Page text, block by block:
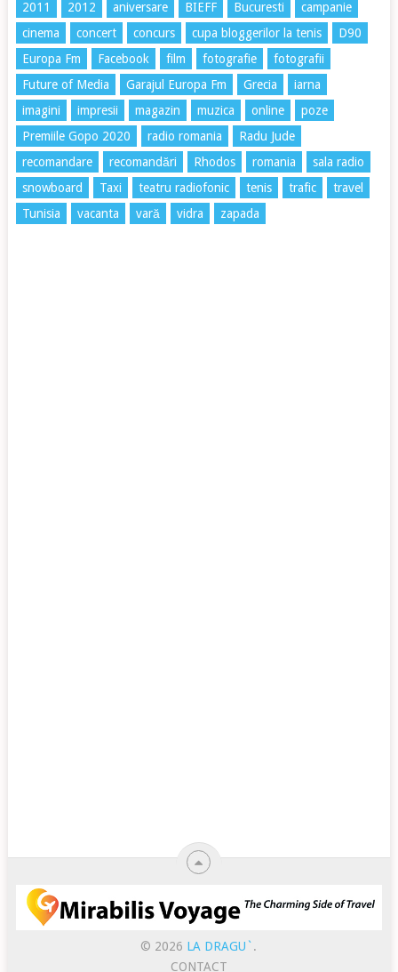
2011 2012 aniversare BIEFF Bucuresti
campanie
cinema
concert concurs cupa bloggerilor la tenis
D90
Europa Fm
Facebook film fotografie
fotografii
Future of Media
Garajul Europa Fm Grecia
iarna
imagini
impresii magazin muzica online
poze
Premiile Gopo 2020
radio romania
Radu Jude
recomandare
recomandări Rhodos romania
sala radio
snowboard
Taxi teatru radiofonic tenis trafic
travel
Tunisia
vacanta vară vidra zapada
© 2026 LA DRAGU`.
CONTACT